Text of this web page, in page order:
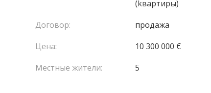
(kвартиры)
Договор:
продажа
Цена:
10 300 000 €
Местные жители:
5